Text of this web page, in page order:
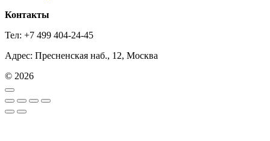
Контакты
Тел: +7 499 404-24-45
Адрес: Пресненская наб., 12, Москва
© 2026